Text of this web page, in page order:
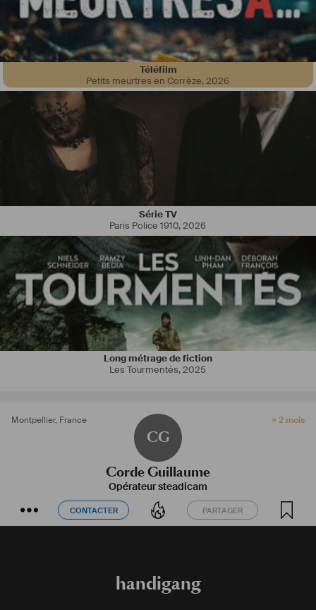
Téléfilm
Petits meurtres en Corrèze,2026
Série TV
Paris Police 1910,2026
Long métrage de fiction
Les Tourmentés,2025
Montpellier, France
CG
> 2 mois
Corde Guillaume
Opérateur steadicam
CONTACTER PARTAGER
CONTACTER PARTAGER
handigang